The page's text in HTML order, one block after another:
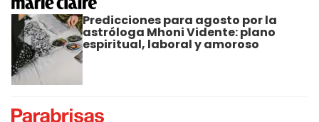
Predicciones para agosto por la
astróloga Mhoni Vidente: plano
espiritual, laboral y amoroso